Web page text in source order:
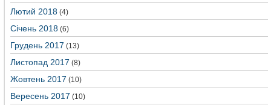
Лютий 2018 (4)
Січень 2018 (6)
Грудень 2017 (13)
Листопад 2017 (8)
Жовтень 2017 (10)
Вересень 2017 (10)